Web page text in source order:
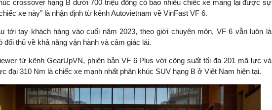
crossover hạng B dưới 700 triệu đồng có bao nhiêu chiếc xe mang lại được sự
xe này” là nhận định từ kênh Autovietnam về VinFast VF 6.
tới tay khách hàng vào cuối năm 2023, theo giới chuyên môn, VF 6 vẫn luôn là
đối thủ về khả năng vận hành và cảm giác lái.
từ kênh GearUpVN, phiên bản VF 6 Plus với công suất tối đa 201 mã lực và
đại 310 Nm là chiếc xe mạnh nhất phân khúc SUV hạng B ở Việt Nam hiện tại.